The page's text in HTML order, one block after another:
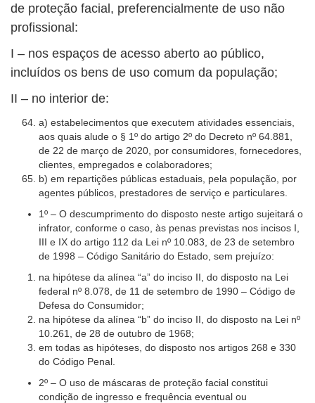
de proteção facial, preferencialmente de uso não
profissional:
I – nos espaços de acesso aberto ao público,
incluídos os bens de uso comum da população;
II – no interior de:
a) estabelecimentos que executem atividades essenciais,
aos quais alude o § 1º do artigo 2º do Decreto nº 64.881,
de 22 de março de 2020, por consumidores, fornecedores,
clientes, empregados e colaboradores;
b) em repartições públicas estaduais, pela população, por
agentes públicos, prestadores de serviço e particulares.
1º – O descumprimento do disposto neste artigo sujeitará o
infrator, conforme o caso, às penas previstas nos incisos I,
III e IX do artigo 112 da Lei nº 10.083, de 23 de setembro
de 1998 – Código Sanitário do Estado, sem prejuízo:
na hipótese da alínea “a” do inciso II, do disposto na Lei
federal nº 8.078, de 11 de setembro de 1990 – Código de
Defesa do Consumidor;
na hipótese da alínea “b” do inciso II, do disposto na Lei nº
10.261, de 28 de outubro de 1968;
em todas as hipóteses, do disposto nos artigos 268 e 330
do Código Penal.
2º – O uso de máscaras de proteção facial constitui
condição de ingresso e frequência eventual ou